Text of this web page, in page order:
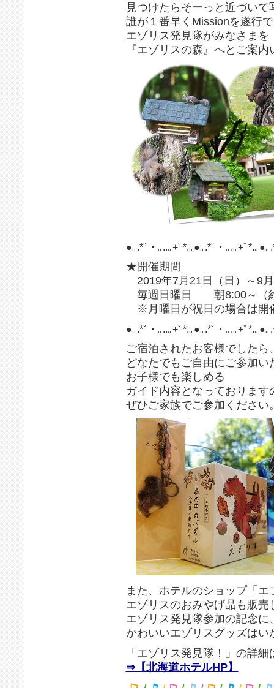
見つけたらそーっと近づいて
誰が１番早くMissionを遂行
エゾリス発見隊がみなさまを
『エゾリスの森』へとご案
●｡.*ﾟ・｡..｡+ﾟ*.｡●｡.*ﾟ・｡.｡+ﾟ*.｡●｡
★開催期間
2019年7月21日（日）～9
毎週日曜日 朝8:00～（
※月曜日が祝日の場合は開
●｡.*ﾟ・｡..｡+ﾟ*.｡●｡.*ﾟ・｡.｡+ﾟ*.｡●｡
ご宿泊されたお客様でしたら
どなたでもご自由にご参加い
お子様でも楽しめる
ガイド内容となっております
ぜひご家族でご参加ください
また、ホテルのショップ「
エゾリスのおみやげ品も販売
エゾリス発見隊参加の記念に
かわいいエゾリスグッズはい
「エゾリス発見隊！」の詳
⇒【北海道ホテルHP】